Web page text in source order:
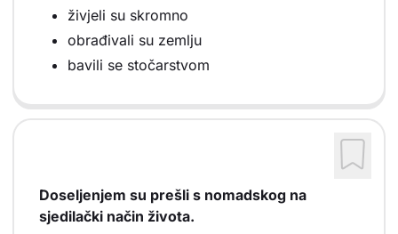
živjeli su skromno
obrađivali su zemlju
bavili se stočarstvom
Doseljenjem su prešli s nomadskog na
sjedilački način života.